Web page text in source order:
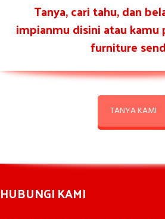
Tanya, cari tahu, dan
impianmu disini atau kamu
furniture
TANYA KAMI
HUBUNGI KAMI